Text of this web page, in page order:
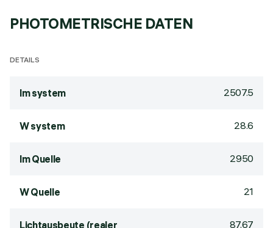
PHOTOMETRISCHE DATEN
DETAILS
lm system 2507.5
W system 28.6
lm Quelle 2950
W Quelle 21
Lichtausbeute (realer 87.67